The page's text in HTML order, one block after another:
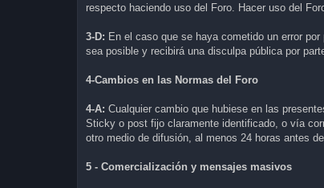
respecto haciendo uso del Foro. Hacer uso del
3-D: En el caso que se haya cometido un error
sea posible y recibirá una disculpa pública por
4-Cambios en las Normas del Foro
4-A: Cualquier cambio que hubiese en las
Sticky o post fijo claramente identificado, o vía
otro medio de difusión, al menos 24 horas antes
5 - Comercialización y mensajes masivos